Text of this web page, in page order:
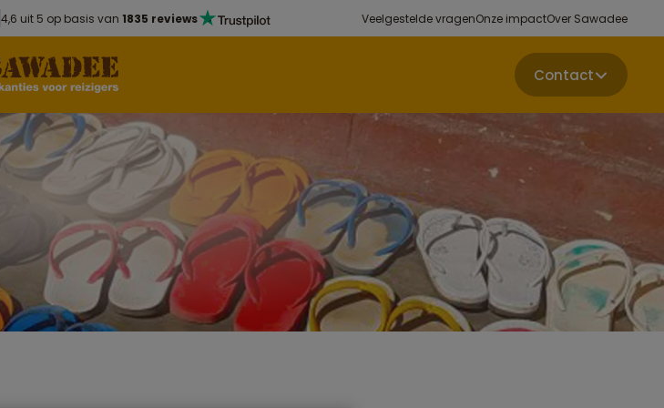
4,6 uit 5 op basis van 1835 reviews Veelgestelde vragenOnze impactOver Sawadee
Contact